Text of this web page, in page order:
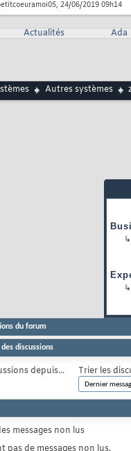
, 24/06/2019 09h14
Actualités Ada
Autres systèmes
↳
↳
du forum
discussions
depuis... Trier les
messages non lus